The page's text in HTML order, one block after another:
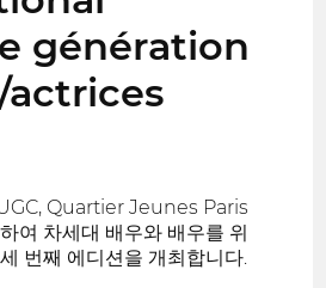
génération
Quartier Jeunes Paris
여 차세대 배우와 배우를 위
번째 에디션을 개최합니다.